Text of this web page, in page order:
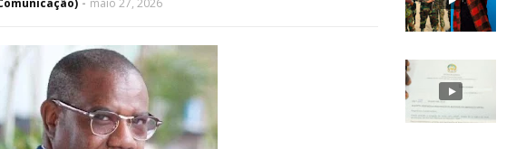
maio 27, 2026